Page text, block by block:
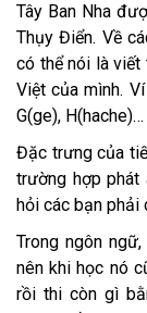
Tây Ban Nha
Thụy Điển. Về
có thể nói là viết
Việt của mình.
G(ge), H(hache)…
Đặc trưng của
trường hợp phát
hỏi các bạn phải
Trong ngôn
nên khi học nó
rồi thi còn gì